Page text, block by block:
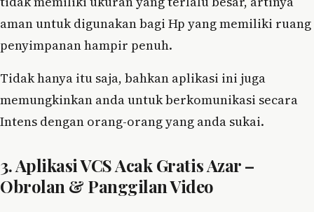
aman untuk digunakan bagi Hp yang memiliki ruang
penyimpanan hampir penuh.
Tidak hanya itu saja, bahkan aplikasi ini juga
memungkinkan anda untuk berkomunikasi secara
Intens dengan orang-orang yang anda sukai.
3. Aplikasi VCS Acak Gratis Azar –
Obrolan & Panggilan Video